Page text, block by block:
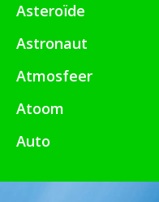
Asteroïde
Astronaut
Atmosfeer
Atoom
Auto